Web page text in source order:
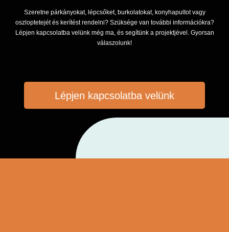
Szeretne párkányokat, lépcsőket, burkolatokat, konyhapultot vagy
oszloptetejét és kerítést rendelni? Szüksége van további információkra?
Lépjen kapcsolatba velünk még ma, és segítünk a projektjével. Gyorsan
válaszolunk!
Lépjen kapcsolatba velünk